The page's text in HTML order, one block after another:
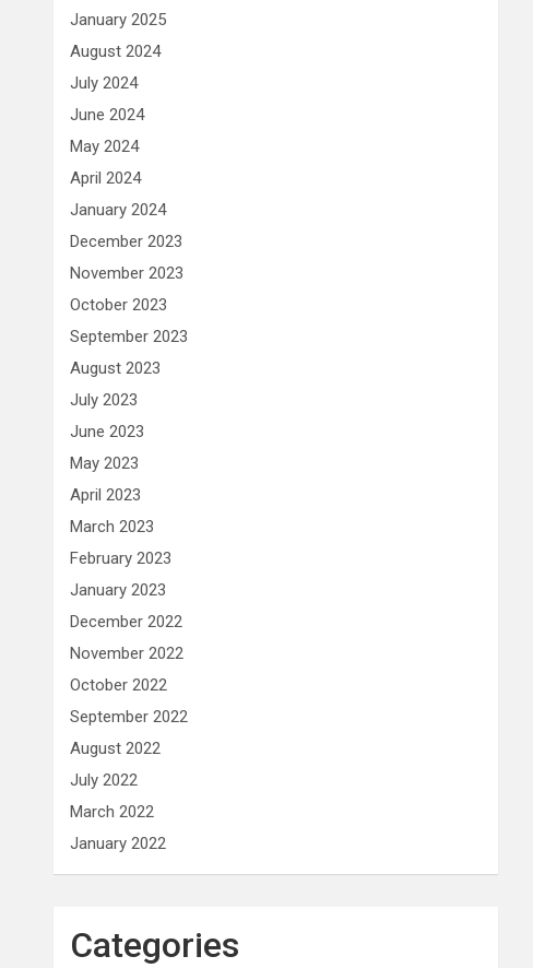
January 2025
August 2024
July 2024
June 2024
May 2024
April 2024
January 2024
December 2023
November 2023
October 2023
September 2023
August 2023
July 2023
June 2023
May 2023
April 2023
March 2023
February 2023
January 2023
December 2022
November 2022
October 2022
September 2022
August 2022
July 2022
March 2022
January 2022
Categories